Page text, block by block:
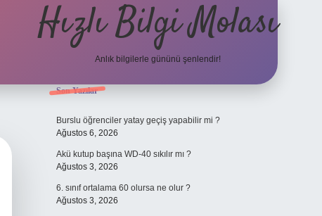
Hızlı Bilgi Molası
Anlık bilgilerle gününü şenlendir!
Sidebar
Son Yazılar
Burslu öğrenciler yatay geçiş yapabilir mi ?
Ağustos 6, 2026
Akü kutup başına WD-40 sıkılır mı ?
Ağustos 3, 2026
6. sınıf ortalama 60 olursa ne olur ?
Ağustos 3, 2026